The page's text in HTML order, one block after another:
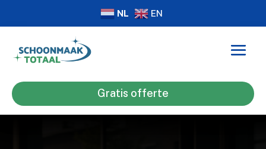
NL EN
Gratis offerte